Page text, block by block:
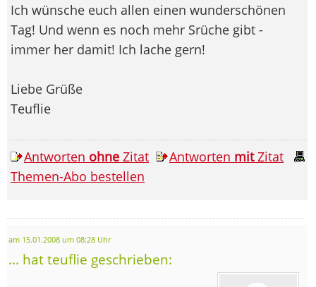
Ich wünsche euch allen einen wunderschönen
Tag! Und wenn es noch mehr Srüche gibt -
immer her damit! Ich lache gern!
Liebe Grüße
Teuflie
Antworten ohne Zitat Antworten mitZitat
Themen-Abo bestellen
am 15.01.2008 um 08:28 Uhr
... hat teuflie geschrieben: